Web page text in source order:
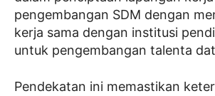
pengembangan SDM dengan
kerja sama dengan institusi
untuk pengembangan talenta
Pendekatan ini memastikan